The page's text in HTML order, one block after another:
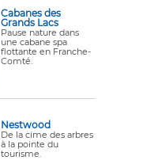
Cabanes des
Grands Lacs
Pause nature dans
une cabane spa
flottante en Franche-
Comté.
Nestwood
De la cime des arbres
à la pointe du
tourisme.